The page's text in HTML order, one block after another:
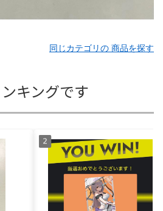
同じカテゴリの 商品を探す
キングです